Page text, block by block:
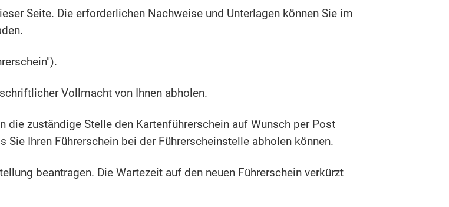
Seite. Die erforderlichen Nachweise und Unterlagen können Sie im
Vollmacht von Ihnen abholen.
die zuständige Stelle den Kartenführerschein auf Wunsch per Post
Sie Ihren Führerschein bei der Führerscheinstelle abholen können.
beantragen. Die Wartezeit auf den neuen Führerschein verkürzt